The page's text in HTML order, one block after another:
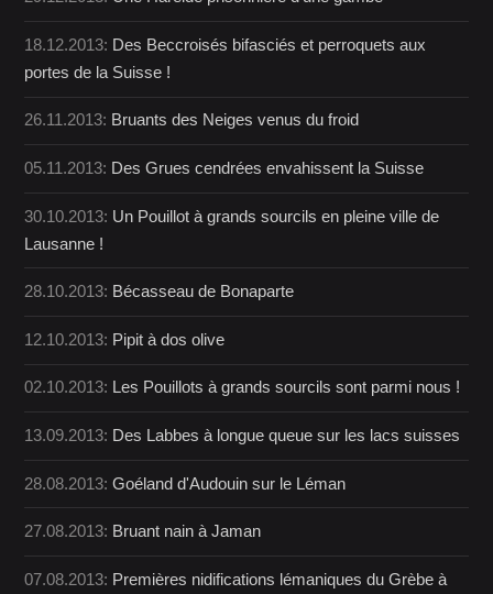
18.12.2013: Des Beccroisés bifasciés et perroquets aux
portes de la Suisse !
26.11.2013: Bruants des Neiges venus du froid
05.11.2013: Des Grues cendrées envahissent la Suisse
30.10.2013: Un Pouillot à grands sourcils en pleine ville de
Lausanne !
28.10.2013: Bécasseau de Bonaparte
12.10.2013: Pipit à dos olive
02.10.2013: Les Pouillots à grands sourcils sont parmi nous !
13.09.2013: Des Labbes à longue queue sur les lacs suisses
28.08.2013:Goéland d'Audouin sur le Léman
27.08.2013: Bruant nain à Jaman
07.08.2013: Premières nidifications lémaniques du Grèbe à